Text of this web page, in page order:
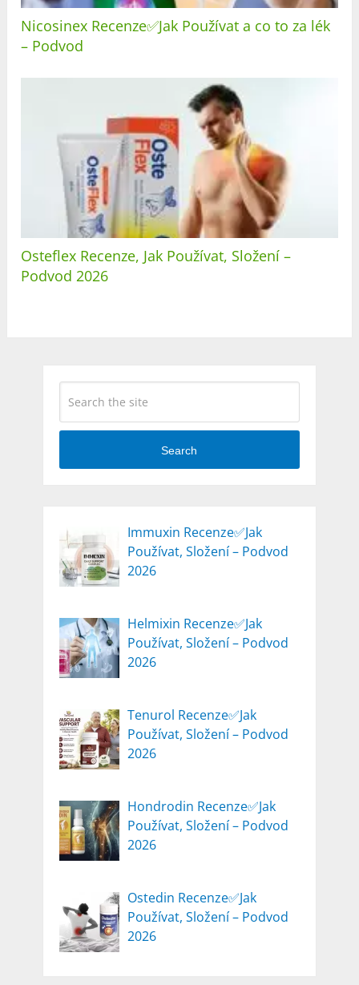
Nicosinex Recenze✅Jak Používat a co to za lék
– Podvod
Osteflex Recenze, Jak Používat, Složení –
Podvod 2026
Search
Immuxin Recenze✅Jak
Používat, Složení – Podvod
2026
Helmixin Recenze✅Jak
Používat, Složení – Podvod
2026
Tenurol Recenze✅Jak
Používat, Složení – Podvod
2026
Hondrodin Recenze✅Jak
Používat, Složení – Podvod
2026
Ostedin Recenze✅Jak
Používat, Složení – Podvod
2026